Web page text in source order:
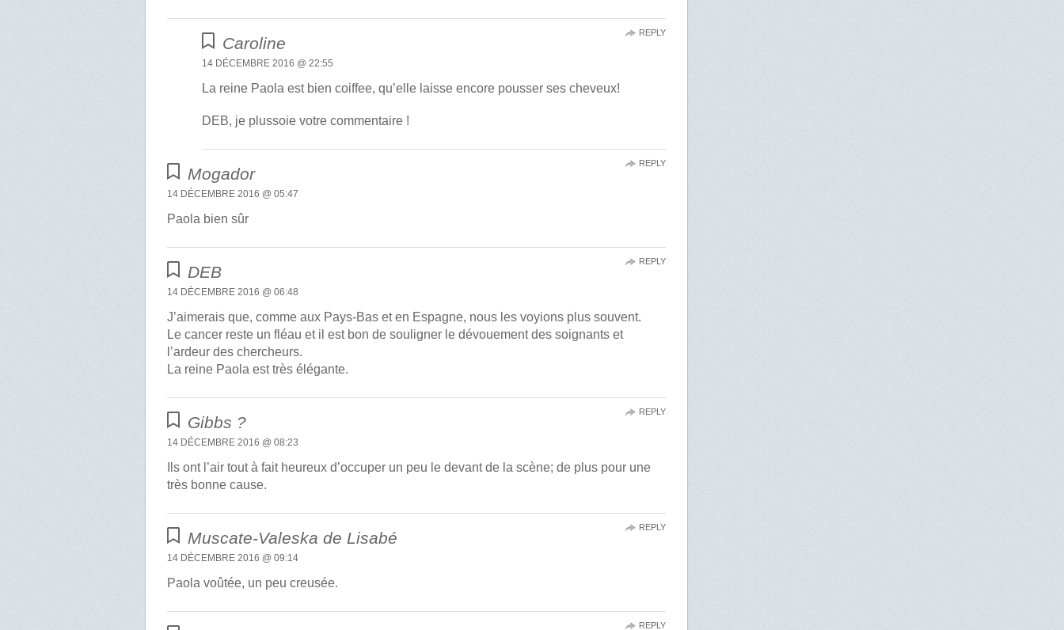
Caroline
14 DÉCEMBRE 2016 @ 22:55
La reine Paola est bien coiffee, qu’elle laisse encore pousser ses cheveux!
DEB, je plussoie votre commentaire !
REPLY
Mogador
14 DÉCEMBRE 2016 @ 05:47
Paola bien sûr
REPLY
DEB
14 DÉCEMBRE 2016 @ 06:48
J’aimerais que, comme aux Pays-Bas et en Espagne, nous les voyions plus souvent.
Le cancer reste un fléau et il est bon de souligner le dévouement des soignants et
l’ardeur des chercheurs.
La reine Paola est très élégante.
REPLY
Gibbs ?
14 DÉCEMBRE 2016 @ 08:23
Ils ont l’air tout à fait heureux d’occuper un peu le devant de la scène; de plus pour une
très bonne cause.
REPLY
Muscate-Valeska de Lisabé
14 DÉCEMBRE 2016 @ 09:14
Paola voûtée, un peu creusée.
REPLY
REPLY